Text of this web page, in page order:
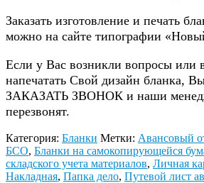
Заказать изготовление и печать
можно на сайте типографии
Если у Вас возникли вопросы или
напечатать Свой дизайн бланка,
ЗАКАЗАТЬ ЗВОНОК и наши
перезвонят.
Категория: Бланки Метки: Авансовый
БСО, Бланки на самокопирующейся
складского учета материалов, Личная
Накладная, Папка дело, Путевой лист